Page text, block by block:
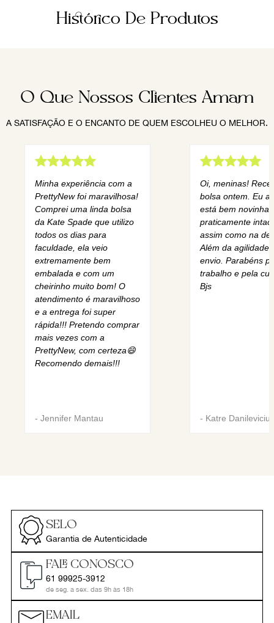
Histórico De Produtos
O Que Nossos Clientes Amam
A SATISFAÇÃO E O ENCANTO DE QUEM ESCOLHEU O MELHOR.
Minha experiência com a
PrettyNew foi maravilhosa!
Comprei uma linda bolsa
da Kate Spade que utilizo
todos os dias para
faculdade, ela veio
extremamente bem
embalada e com um
cheirinho muito bom! O
atendimento é maravilhoso
e a entrega foi super
rápida!!! Pretendo comprar
mais vezes com a
PrettyNew, com certeza😄
Recomendo demais!!!
- Jennifer Mantau
Oi, meninas!
bolsa ontem. Eu
está bem novinha,
praticamente
assim como na
Além da agilidade
envio. Parabéns
trabalho e pela
Bjs
- Katre Danilevicius
SELO
Garantia de Autenticidade
FALE CONOSCO
61 99925-3912
de seg. a sex. das 9h às 18h
EMAIL